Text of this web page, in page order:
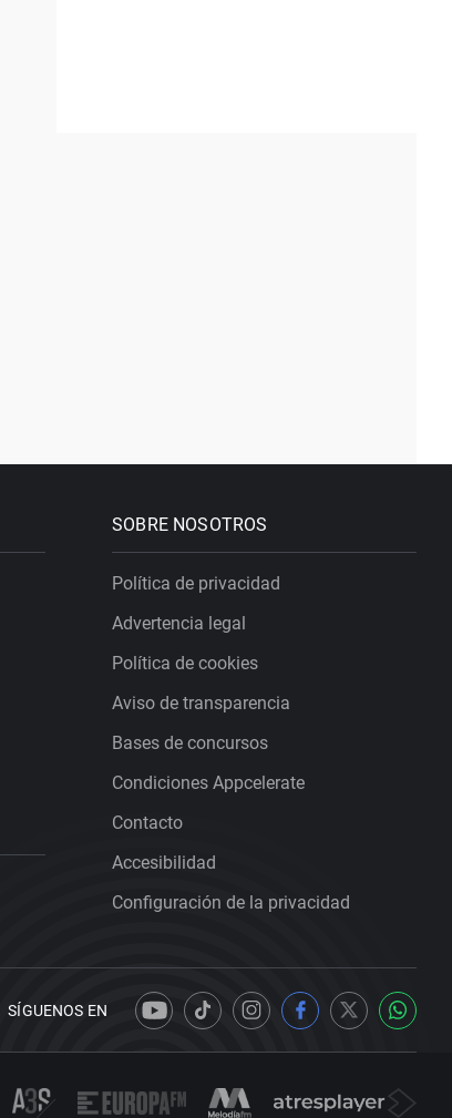
SOBRE NOSOTROS
Política de privacidad
Advertencia legal
Política de cookies
Aviso de transparencia
Bases de concursos
Condiciones Appcelerate
Contacto
Accesibilidad
Configuración de la privacidad
SÍGUENOS EN